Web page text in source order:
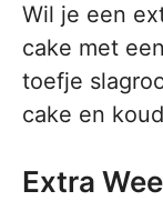
Wil je een
cake met
toefje
cake en
Extra